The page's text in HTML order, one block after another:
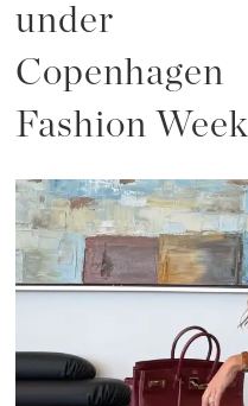
under
Copenhagen
Fashion Week